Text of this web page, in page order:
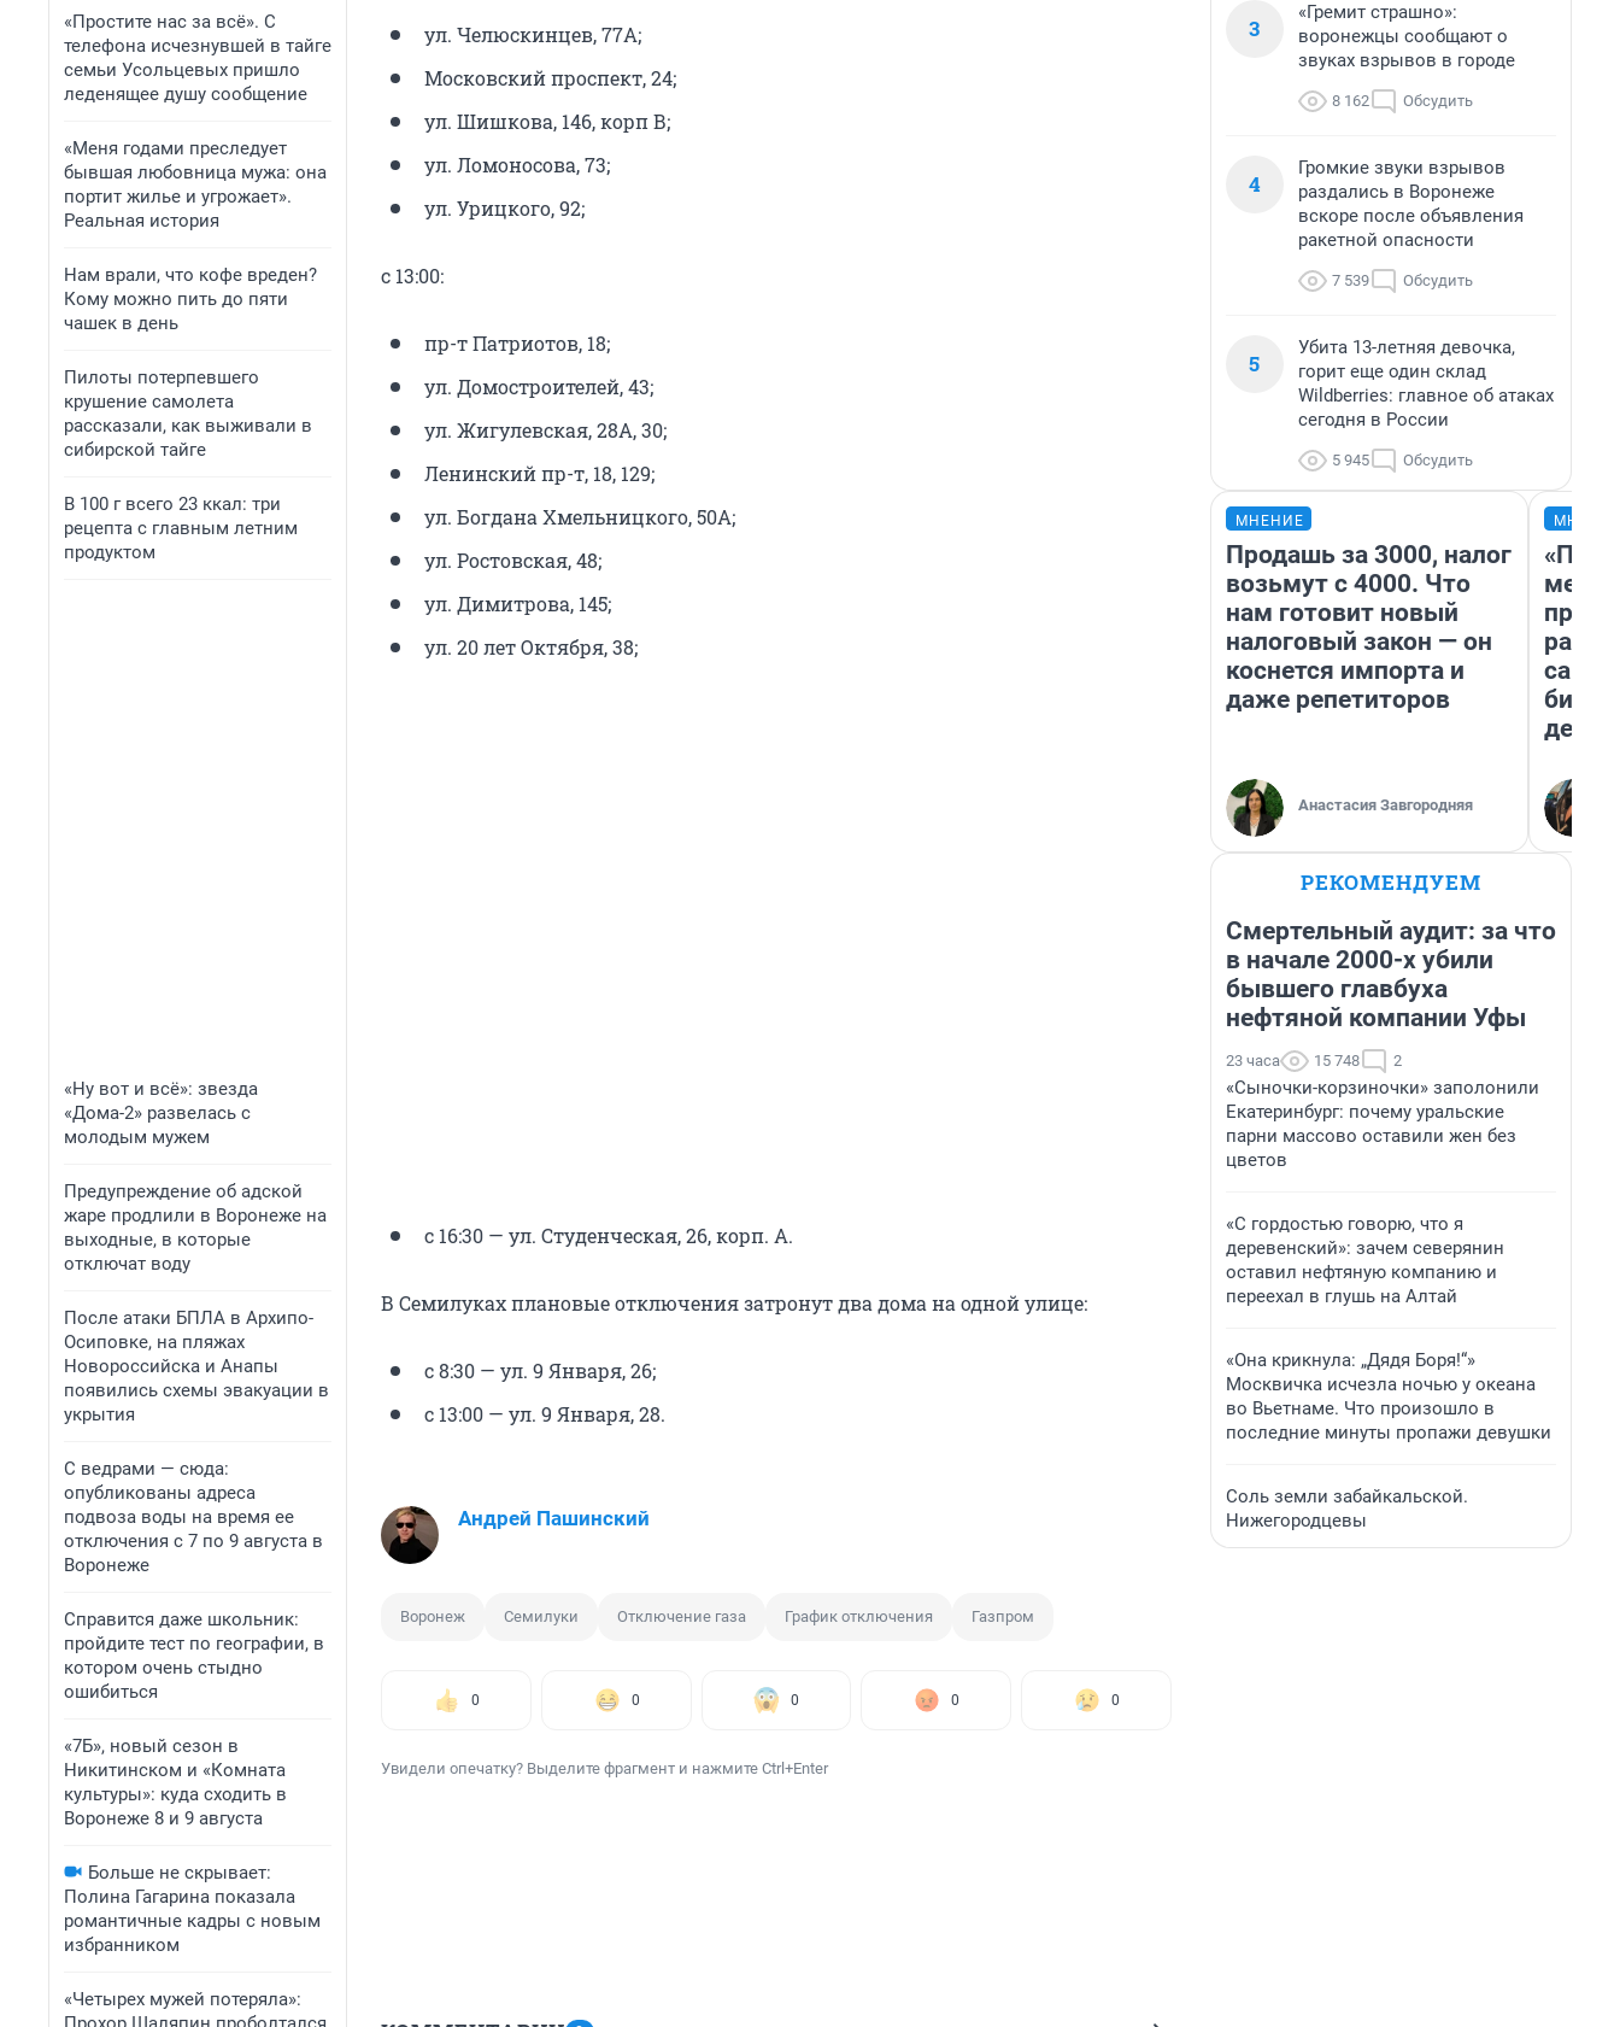
«Простите нас за всё». С
телефона исчезнувшей в тайге
семьи Усольцевых пришло
леденящее душу сообщение
«Меня годами преследует
бывшая любовница мужа: она
портит жилье и угрожает».
Реальная история
Нам врали, что кофе вреден?
Кому можно пить до пяти
чашек в день
Пилоты потерпевшего
крушение самолета
рассказали, как выживали в
сибирской тайге
В 100 г всего 23 ккал: три
рецепта с главным летним
продуктом
«Ну вот и всё»: звезда
«Дома-2» развелась с
молодым мужем
Предупреждение об адской
жаре продлили в Воронеже на
выходные, в которые
отключат воду
После атаки БПЛА в Архипо-
Осиповке, на пляжах
Новороссийска и Анапы
появились схемы эвакуации в
укрытия
С ведрами — сюда:
опубликованы адреса
подвоза воды на время ее
отключения с 7 по 9 августа в
Воронеже
Справится даже школьник:
пройдите тест по географии, в
котором очень стыдно
ошибиться
«7Б», новый сезон в
Никитинском и «Комната
культуры»: куда сходить в
Воронеже 8 и 9 августа
Больше не скрывает:
Полина Гагарина показала
романтичные кадры с новым
избранником
«Четырех мужей потеряла»:
ул. Челюскинцев, 77А;
Московский проспект, 24;
ул. Шишкова, 146, корп В;
ул. Ломоносова, 73;
ул. Урицкого, 92;
с 13:00:
пр-т Патриотов, 18;
ул. Домостроителей, 43;
ул. Жигулевская, 28А, 30;
Ленинский пр-т, 18, 129;
ул. Богдана Хмельницкого, 50А;
ул. Ростовская, 48;
ул. Димитрова, 145;
ул. 20 лет Октября, 38;
с 16:30 — ул. Студенческая, 26, корп. А.
В Семилуках плановые отключения затронут два дома на одной улице:
с 8:30 — ул. 9 Января, 26;
с 13:00 — ул. 9 Января, 28.
Андрей Пашинский
Воронеж Семилуки Отключение газа График отключения Газпром
0 0 0 0 0
Увидели опечатку? Выделите фрагмент и нажмите Ctrl+Enter
3
«Гремит страшно»:
воронежцы сообщают о
звуках взрывов в городе
8 162 Обсудить
4
Громкие звуки взрывов
раздались в Воронеже
вскоре после объявления
ракетной опасности
7 539 Обсудить
5
Убита 13-летняя девочка,
горит еще один склад
Wildberries: главное об атаках
сегодня в России
5 945 Обсудить
МНЕНИЕ
Продашь за 3000, налог
возьмут с 4000. Что
нам готовит новый
налоговый закон — он
коснется импорта и
даже репетиторов
Анастасия Завгородняя
РЕКОМЕНДУЕМ
Смертельный аудит: за что
в начале 2000-х убили
бывшего главбуха
нефтяной компании Уфы
23 часа 15 748 2
«Сыночки-корзиночки» заполонили
Екатеринбург: почему уральские
парни массово оставили жен без
цветов
«С гордостью говорю, что я
деревенский»: зачем северянин
оставил нефтяную компанию и
переехал в глушь на Алтай
«Она крикнула: „Дядя Боря!“»
Москвичка исчезла ночью у океана
во Вьетнаме. Что произошло в
последние минуты пропажи девушки
Соль земли забайкальской.
Нижегородцевы